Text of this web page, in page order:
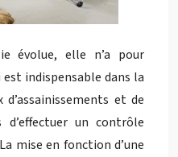
évolue, elle n’a pour
indispensable dans la
et de
d’effectuer un contrôle
mise en fonction d’une